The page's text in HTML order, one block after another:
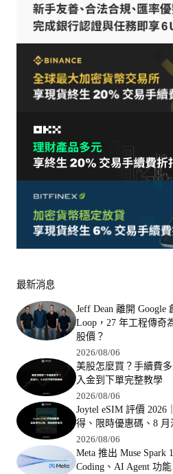
最新消息
Jeff Dean 離開 Google
Loop，27 年工程傳奇
股價？
2026/08/06
美股怎麼買？手續費
入金到下單完整教學
2026/08/06
Joytel eSIM 評價 2026
得、限時優惠碼、8 月
2026/08/06
Meta 推出 Muse Spark
Coding、AI Agent 功